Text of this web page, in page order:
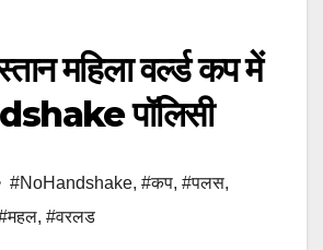
महिला वर्ल्ड कप में
पॉलिसी
#NoHandshake, #कप, #पलस,
, #वरलड